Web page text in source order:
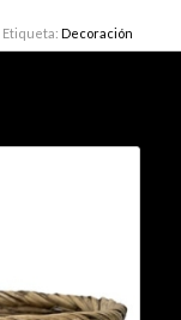
Etiqueta: Decoración